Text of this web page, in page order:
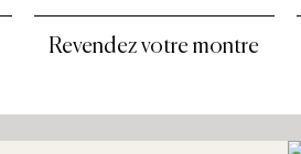
Revendez votre montre